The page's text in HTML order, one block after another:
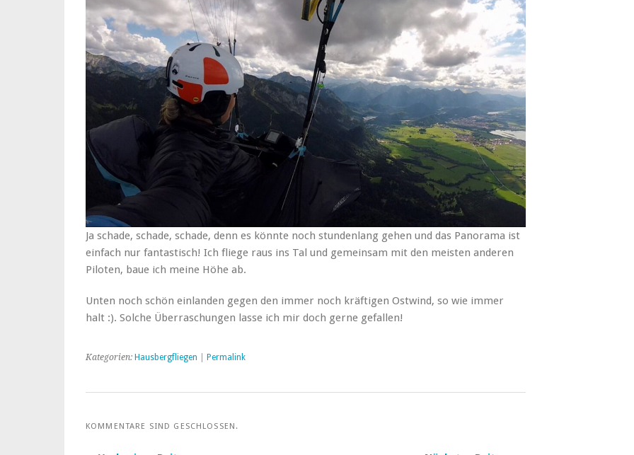
Ja schade, schade, schade, denn es könnte noch stundenlang gehen und das Panorama ist
einfach nur fantastisch! Ich fliege raus ins Tal und gemeinsam mit den meisten anderen
Piloten, baue ich meine Höhe ab.
Unten noch schön einlanden gegen den immer noch kräftigen Ostwind, so wie immer
halt :). Solche Überraschungen lasse ich mir doch gerne gefallen!
Kategorien: Hausbergfliegen Permalink
KOMMENTARE SIND GESCHLOSSEN.